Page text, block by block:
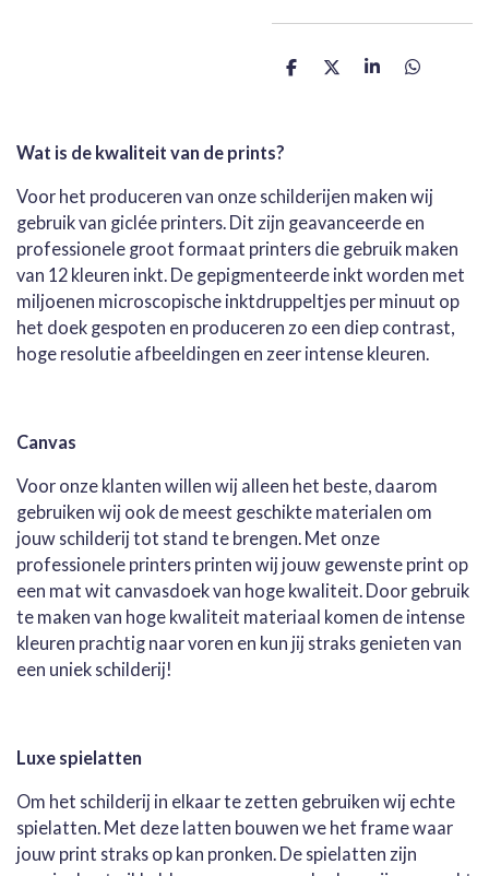
D
D
S
D
Wat is de kwaliteit van de prints?
Voor het produceren van onze schilderijen maken wij
gebruik van giclée printers. Dit zijn geavanceerde en
professionele groot formaat printers die gebruik maken
van 12 kleuren inkt. De gepigmenteerde inkt worden met
miljoenen microscopische inktdruppeltjes per minuut op
het doek gespoten en produceren zo een diep contrast,
hoge resolutie afbeeldingen en zeer intense kleuren.
Canvas
Voor onze klanten willen wij alleen het beste, daarom
gebruiken wij ook de meest geschikte materialen om
jouw schilderij tot stand te brengen. Met onze
professionele printers printen wij jouw gewenste print op
een mat wit canvasdoek van hoge kwaliteit. Door gebruik
te maken van hoge kwaliteit materiaal komen de intense
kleuren prachtig naar voren en kun jij straks genieten van
een uniek schilderij!
Luxe spielatten
Om het schilderij in elkaar te zetten gebruiken wij echte
spielatten. Met deze latten bouwen we het frame waar
jouw print straks op kan pronken. De spielatten zijn